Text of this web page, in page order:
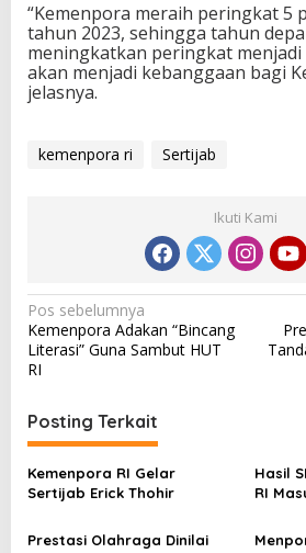
“Kemenpora meraih peringkat 5
tahun 2023, sehingga tahun
meningkatkan peringkat
akan menjadi kebanggaan bagi
jelasnya.
kemenpora ri Sertijab
Ikuti Kami
N
a
v
i
g
a
s
i
Pos sebelumnya
Kemenpora Adakan “Bincang
Literasi” Guna Sambut HUT
RI
Posting Terkait
Kemenpora RI Gelar
Sertijab Erick Thohir
Hasil
RI
77,4
Prestasi Olahraga Dinilai